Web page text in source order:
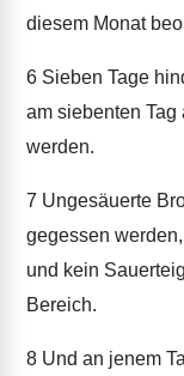
diesem Monat
6 Sieben Tage
am siebenten
werden.
7 Ungesäuerte
gegessen
und kein
Bereich.
8 Und an jenem